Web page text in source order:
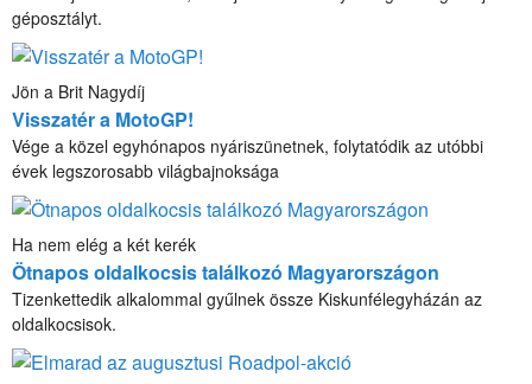
géposztályt.
Jön a Brit Nagydíj
Visszatér a MotoGP!
Vége a közel egyhónapos nyáriszünetnek, folytatódik az utóbbi
évek legszorosabb világbajnoksága
Ha nem elég a két kerék
Ötnapos oldalkocsis találkozó Magyarországon
Tizenkettedik alkalommal gyűlnek össze Kiskunfélegyházán az
oldalkocsisok.